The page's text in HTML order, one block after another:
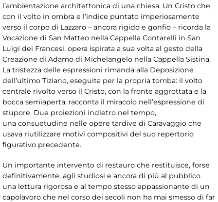
l’ambientazione architettonica di una chiesa. Un Cristo che,
con il volto in ombra e l’indice puntato imperiosamente
verso il corpo di Lazzaro – ancora rigido e gonfio – ricorda la
Vocazione di San Matteo nella Cappella Contarelli in San
Luigi dei Francesi, opera ispirata a sua volta al gesto della
Creazione di Adamo di Michelangelo nella Cappella Sistina.
La tristezza delle espressioni rimanda alla Deposizione
dell’ultimo Tiziano, eseguita per la propria tomba: il volto
centrale rivolto verso il Cristo, con la fronte aggrottata e la
bocca semiaperta, racconta il miracolo nell’espressione di
stupore. Due proiezioni indietro nel tempo,
una consuetudine nelle opere tardive di Caravaggio che
usava riutilizzare motivi compositivi del suo repertorio
figurativo precedente.
Un importante intervento di restauro che restituisce, forse
definitivamente, agli studiosi e ancora di più al pubblico
una lettura rigorosa e al tempo stesso appassionante di un
capolavoro che nel corso dei secoli non ha mai smesso di far